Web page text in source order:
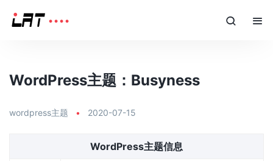
WordPress主题：Busyness
wordpress主题 • 2020-07-15
WordPress主题信息